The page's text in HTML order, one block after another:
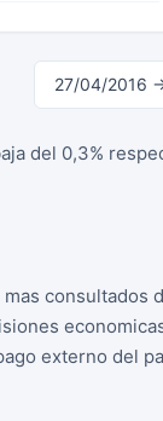
27/04/2016
del 0,3%
consultados
externo del